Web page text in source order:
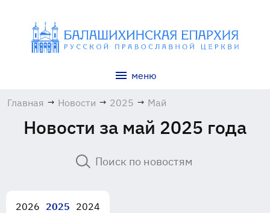
меню
Главная → Новости → 2025 → Май
Новости за май 2025 года
2026 2025 2024